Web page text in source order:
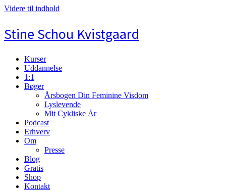
Videre til indhold
Stine Schou Kvistgaard
Kurser
Uddannelse
1:1
Bøger
Årsbogen Din Feminine Visdom
Lyslevende
Mit Cykliske År
Podcast
Erhverv
Om
Presse
Blog
Gratis
Shop
Kontakt